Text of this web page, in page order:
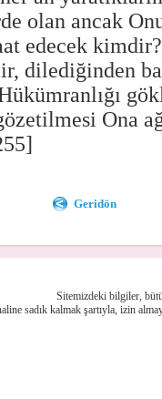
olan ancak
edecek
dilediğinden
Ona
Geridön
Sitemizdeki bilgiler,
sadık kalmak şartıyla, izin